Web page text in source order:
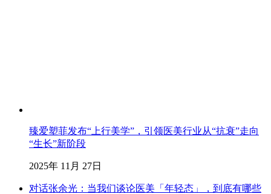
臻爱塑菲发布“上行美学”，引领医美行业从“抗衰”走向
“生长”新阶段
2025年 11月 27日
对话张余光：当我们谈论医美「年轻态」，到底有哪些